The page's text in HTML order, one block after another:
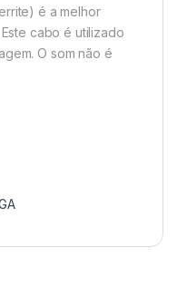
é a melhor
cabo é utilizado
O som não é